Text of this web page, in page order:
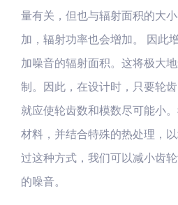
量有关，但也与辐射面积的大
加，辐射功率也会增加。 因此
加噪音的辐射面积。这将极大
制。因此，在设计时，只要轮
就应使轮齿数和模数尽可能小
材料，并结合特殊的热处理，
过这种方式，我们可以减小齿
的噪音。